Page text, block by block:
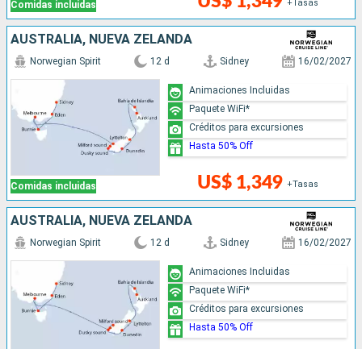
Comidas incluidas +Tasas
AUSTRALIA, NUEVA ZELANDA
Comidas incluidas
Norwegian Spirit 12 d Sidney 16/02/2027
US$ 1,349 +Tasas
Animaciones Incluidas
Paquete WiFi*
Créditos para excursiones
Hasta 50% Off
AUSTRALIA, NUEVA ZELANDA
Norwegian Spirit 12 d Sidney 16/02/2027
Animaciones Incluidas
Paquete WiFi*
Créditos para excursiones
Hasta 50% Off